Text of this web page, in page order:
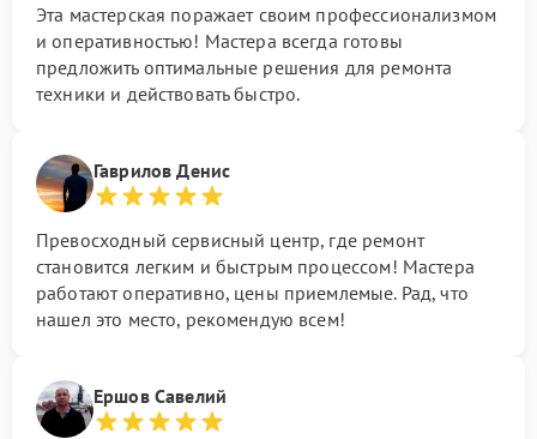
Эта мастерская поражает своим профессионализмом
и оперативностью! Мастера всегда готовы
предложить оптимальные решения для ремонта
техники и действовать быстро.
Гаврилов Денис
Превосходный сервисный центр, где ремонт
становится легким и быстрым процессом! Мастера
работают оперативно, цены приемлемые. Рад, что
нашел это место, рекомендую всем!
Ершов Савелий